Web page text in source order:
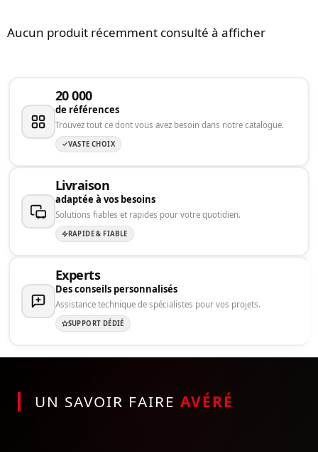
Aucun produit récemment consulté à afficher
20 000
de références
Trouvez tout ce dont vous avez besoin dans notre catalogue.
VASTE CHOIX
Livraison
adaptée à vos besoins
Solutions fiables et rapides pour votre quotidien.
RAPIDE & FIABLE
Experts
Des conseils personnalisés
Assistance technique de spécialistes pour vos projets.
SUPPORT DÉDIÉ
UN SAVOIR FAIRE AVÉRÉ